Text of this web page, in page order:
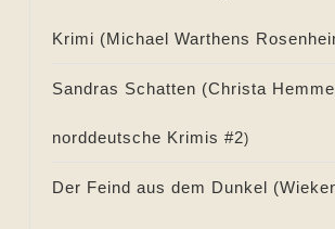
Krimi (Michael Warthens
Sandras Schatten (Christa
norddeutsche Krimis #2)
Der Feind aus dem Dunkel (